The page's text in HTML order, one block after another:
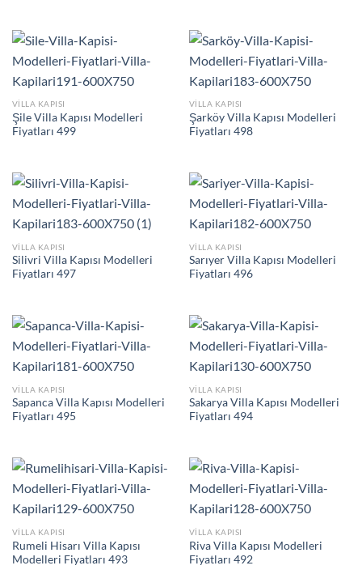
VILLA KAPISI
Şile Villa Kapısı Modelleri
Fiyatları 499
VILLA KAPISI
Şarköy Villa Kapısı Modelleri
Fiyatları 498
VILLA KAPISI
Silivri Villa Kapısı Modelleri
Fiyatları 497
VILLA KAPISI
Sarıyer Villa Kapısı Modelleri
Fiyatları 496
VILLA KAPISI
Sapanca Villa Kapısı Modelleri
Fiyatları 495
VILLA KAPISI
Sakarya Villa Kapısı Modelleri
Fiyatları 494
VILLA KAPISI
Rumeli Hisarı Villa Kapısı
Modelleri Fiyatları 493
VILLA KAPISI
Riva Villa Kapısı Modelleri
Fiyatları 492